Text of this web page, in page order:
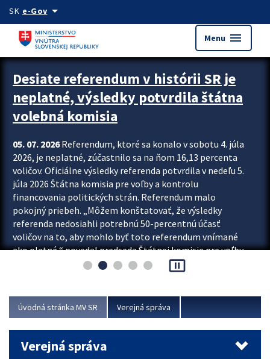
Preskocit na hlavný obsah
SK e-Govarrow_drop_down
Menu menu
Zastavit automatický posun upútavok
Desiate referendum v histórii SR je
neplatné, výsledky potvrdila štátna
volebná komisia
05. 07. 2026Referendum, ktoré sa konalo v sobotu 4. júla
2026, je neplatné, zúčastnilo sa na ňom 16,13 percenta
voličov. Oficiálne výsledky referenda potvrdila v nedeľu 5.
júla 2026 Štátna komisia pre voľby a kontrolu
financovania politických strán. Referendum malo
pokojný priebeh. „Môžem konštatovať, že výsledky
referenda nedosiahli potrebnú 50-percentnú účasť
voličov na to, aby mohlo byť toto referendum vnímané
ako platné,“ povedal predseda Štátnej komisie pre voľby
a kontrolu financovania politických...
pause_presentation
Úvodná stránka MV SR Verejná správa
Verejná správa